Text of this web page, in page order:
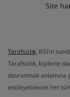
Site
Tarafsızlık, BSI’ın
Tarafsızlık, kişilerle
davranmak anlamına
etkileyebilecek her